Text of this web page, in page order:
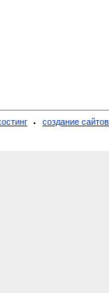
создание сайтов